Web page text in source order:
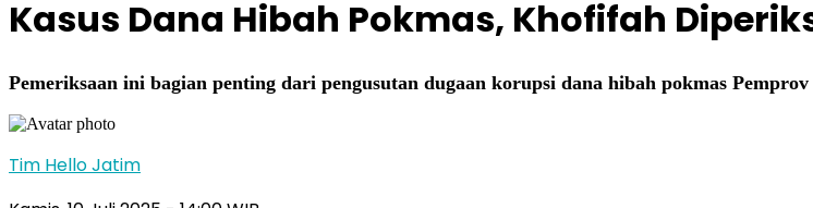
Kasus Dana Hibah Pokmas, Khofifah
Pemeriksaan ini bagian penting dari pengusutan dugaan korupsi dana hibah pokmas
Tim Hello Jatim